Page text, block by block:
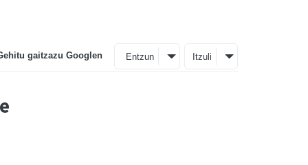
gaitzazu Googlen Entzun Itzuli